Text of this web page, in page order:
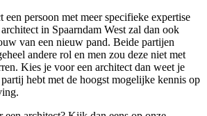
persoon met meer specifieke expertise
in Spaarndam West zal dan ook
van een nieuw pand. Beide partijen
andere rol en men zou deze niet met
Kies je voor een architect dan weet je
hebt met de hoogst mogelijke kennis op